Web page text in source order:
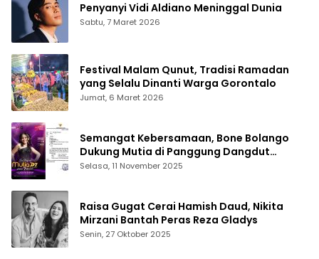
Penyanyi Vidi Aldiano Meninggal Dunia
Sabtu, 7 Maret 2026
Festival Malam Qunut, Tradisi Ramadan
yang Selalu Dinanti Warga Gorontalo
Jumat, 6 Maret 2026
Semangat Kebersamaan, Bone Bolango
Dukung Mutia di Panggung Dangdut
Academy 7
Selasa, 11 November 2025
Raisa Gugat Cerai Hamish Daud, Nikita
Mirzani Bantah Peras Reza Gladys
Senin, 27 Oktober 2025